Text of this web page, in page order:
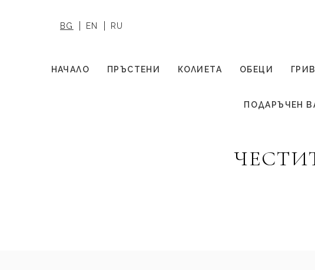
BG EN RU
НАЧАЛО ПРЪСТЕНИ КОЛИЕТА ОБЕЦИ
ПОДАРЪЧЕН